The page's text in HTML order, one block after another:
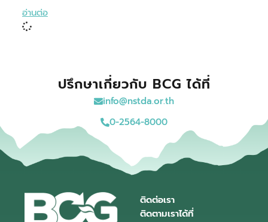
อ่านต่อ
ปรึกษาเกี่ยวกับ BCG ได้ที่
info@nstda.or.th
0-2564-8000
ติดต่อเรา
ติดตามเราได้ที่